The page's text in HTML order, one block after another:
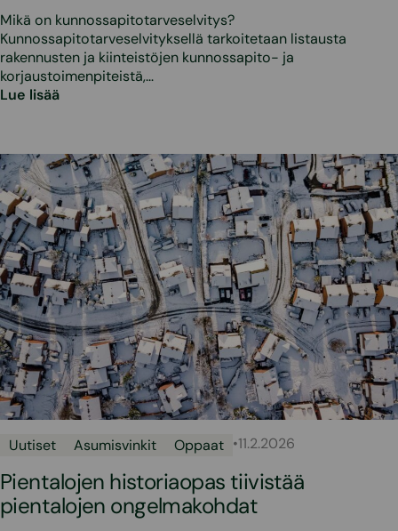
Mikä on kunnossapitotarveselvitys?
Kunnossapitotarveselvityksellä tarkoitetaan listausta
rakennusten ja kiinteistöjen kunnossapito- ja
korjaustoimenpiteistä,…
Lue lisää
Uutiset Asumisvinkit Oppaat •11.2.2026
Pientalojen historiaopas tiivistää
pientalojen ongelmakohdat